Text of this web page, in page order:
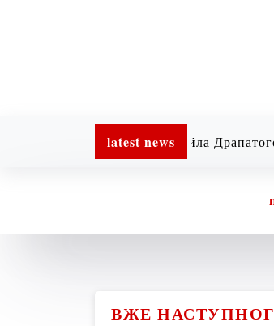
latest news
генерала Михайла Драпатого:
ВЖЕ